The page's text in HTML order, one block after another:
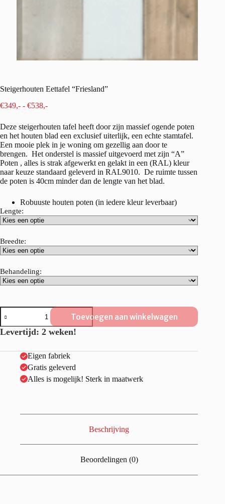
Steigerhouten Eettafel “Friesland”
€349,- - €538,-Prijsklasse:
tot
€538,-
Deze steigerhouten tafel heeft door zijn massief ogende poten
en het houten blad een exclusief uiterlijk, een echte stamtafel.
Een mooie plek in je woning om gezellig aan door te
brengen. Het onderstel is massief uitgevoerd met zijn “A”
Poten , alles is strak afgewerkt en gelakt in een (RAL) kleur
naar keuze standaard geleverd in RAL9010. De ruimte tussen
de poten is 40cm minder dan de lengte van het blad.
Robuuste houten poten (in iedere kleur leverbaar)
Lengte:
Breedte:
Behandeling:
Steigerhouten
Eettafel
"Friesland"
aantal
Toevoegen aan winkelwagen
Levertijd: 2 weken!
Eigen fabriek
Gratis geleverd
Alles is mogelijk! Sterk in maatwerk
Beschrijving
Beoordelingen (0)